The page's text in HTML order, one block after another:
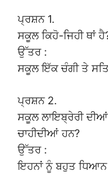
ਪ੍ਰਸ਼ਨ 1.
ਸਕੂਲ ਕਿਹੋ-ਜਿਹੀ ਥਾਂ
ਉੱਤਰ :
ਸਕੂਲ ਇੱਕ ਚੰਗੀ ਤੇ
ਪ੍ਰਸ਼ਨ 2.
ਸਕੂਲ ਲਾਇਬ੍ਰੇਰੀ ਦੀਆਂ
ਚਾਹੀਦੀਆਂ ਹਨ?
ਉੱਤਰ :
ਇਹਨਾਂ ਨੂੰ ਬਹੁਤ ਧਿਆਨ